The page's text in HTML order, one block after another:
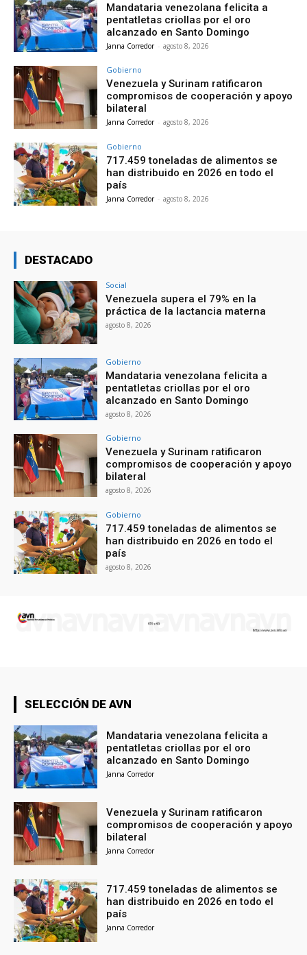
Mandataria venezolana felicita a
pentatletas criollas por el oro
alcanzado en Santo Domingo
Janna Corredor - agosto 8, 2026
Gobierno
Venezuela y Surinam ratificaron
compromisos de cooperación y apoyo
bilateral
Janna Corredor - agosto 8, 2026
Gobierno
717.459 toneladas de alimentos se
han distribuido en 2026 en todo el
país
Janna Corredor - agosto 8, 2026
DESTACADO
Social
Venezuela supera el 79% en la
práctica de la lactancia materna
agosto 8, 2026
Gobierno
Mandataria venezolana felicita a
pentatletas criollas por el oro
alcanzado en Santo Domingo
agosto 8, 2026
Gobierno
Venezuela y Surinam ratificaron
compromisos de cooperación y apoyo
bilateral
agosto 8, 2026
Gobierno
717.459 toneladas de alimentos se
han distribuido en 2026 en todo el
país
agosto 8, 2026
SELECCIÓN DE AVN
Mandataria venezolana felicita a
pentatletas criollas por el oro
alcanzado en Santo Domingo
Janna Corredor
Venezuela y Surinam ratificaron
compromisos de cooperación y apoyo
bilateral
Janna Corredor
717.459 toneladas de alimentos se
han distribuido en 2026 en todo el
país
Janna Corredor